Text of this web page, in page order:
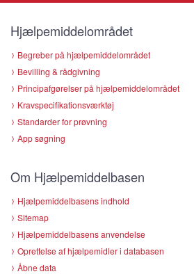
Hjælpemiddelområdet
Begreber på hjælpemiddelområdet
Bevilling & rådgivning
Principafgørelser på hjælpemiddelområdet
Kravspecifikationsværktøj
Standarder for prøvning
App søgning
Om Hjælpemiddelbasen
Hjælpemiddelbasens indhold
Sitemap
Hjælpemiddelbasens anvendelse
Oprettelse af hjælpemidler i databasen
Åbne data